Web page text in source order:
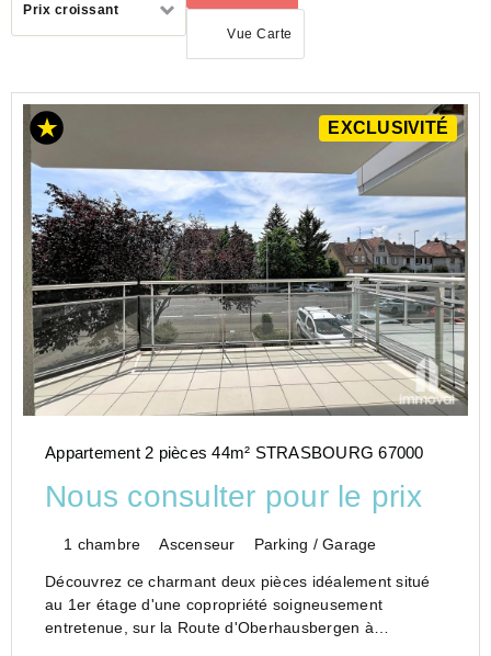
Prix croissant
Vue Carte
ACHAT
APPARTEMENT
EST
BAS-
RHIN
(67)
STRASBOURG
(67200)
EXCLUSIVITÉ
Appartement 2 pièces 44m² STRASBOURG 67000
Nous consulter pour le prix
1 chambre Ascenseur Parking / Garage
Découvrez ce charmant deux pièces idéalement situé
au 1er étage d'une copropriété soigneusement
entretenue, sur la Route d'Oberhausbergen à